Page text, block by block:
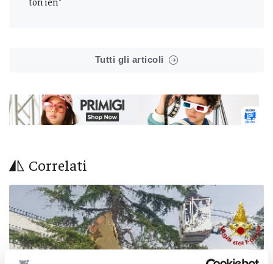
Tutti gli articoli
Correlati